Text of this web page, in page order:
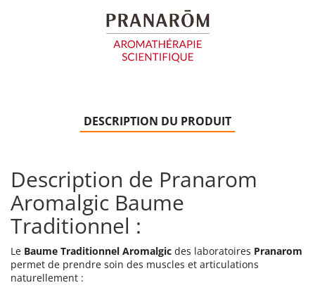
DESCRIPTION DU PRODUIT
Description de Pranarom
Aromalgic Baume
Traditionnel :
Le Baume Traditionnel Aromalgic des laboratoires Pranarom
permet de prendre soin des muscles et articulations
naturellement :